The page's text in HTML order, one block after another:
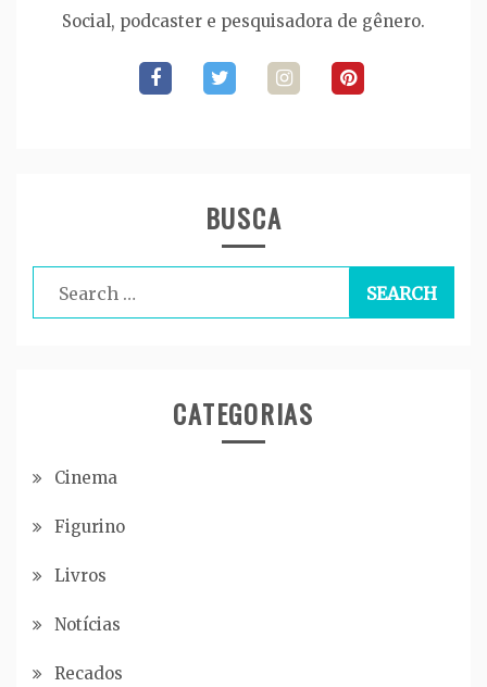
Social, podcaster e pesquisadora de gênero.
BUSCA
for:
CATEGORIAS
Cinema
Figurino
Livros
Notícias
Recados